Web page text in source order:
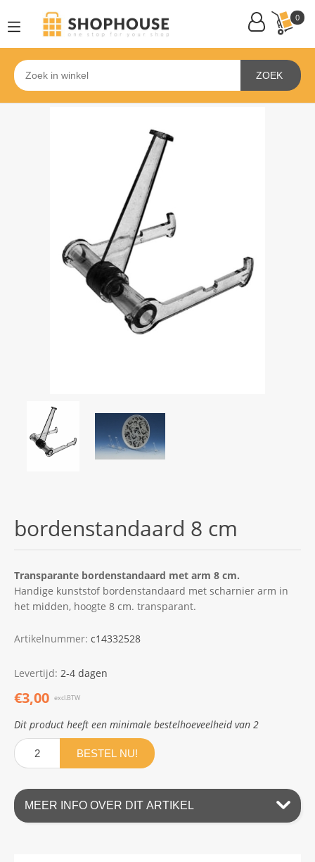
0
ZOEK
bordenstandaard 8 cm
Transparante bordenstandaard met arm 8 cm.
Handige kunststof bordenstandaard met scharnier arm in
het midden, hoogte 8 cm. transparant.
Artikelnummer: c14332528
Levertijd: 2-4 dagen
€3,00 excl.BTW
Dit product heeft een minimale bestelhoeveelheid van 2
BESTEL NU!
MEER INFO OVER DIT ARTIKEL